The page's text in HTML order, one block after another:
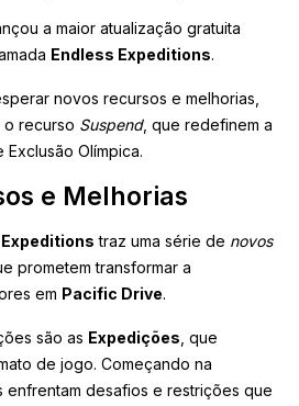
a maior atualização gratuita
Endless Expeditions.
novos recursos e melhorias,
o recurso Suspend, que redefinem a
Olímpica.
e Melhorias
traz uma série de novos
prometem transformar a
em Pacific Drive.
são as Expedições , que
de jogo. Começando na
enfrentam desafios e restrições que